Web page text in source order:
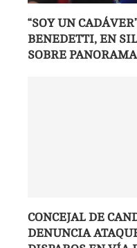
“SOY UN
BENEDETTI, EN
SOBRE
CONCEJAL DE
DENUNCIA